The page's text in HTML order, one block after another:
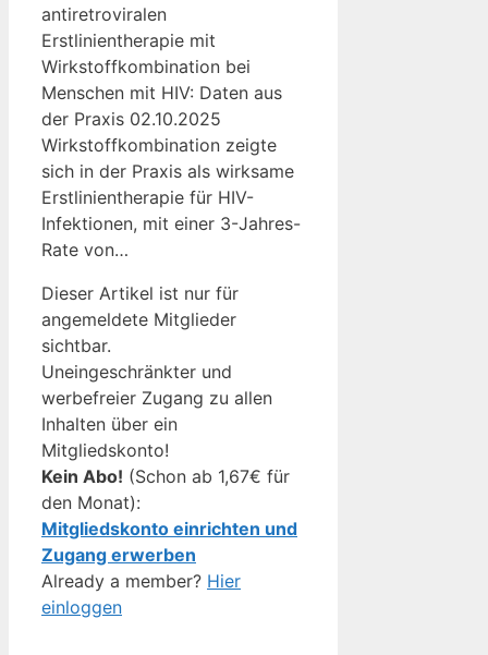
antiretroviralen
Erstlinientherapie mit
Wirkstoffkombination bei
Menschen mit HIV: Daten aus
der Praxis 02.10.2025
Wirkstoffkombination zeigte
sich in der Praxis als wirksame
Erstlinientherapie für HIV-
Infektionen, mit einer 3-Jahres-
Rate von…
Dieser Artikel ist nur für
angemeldete Mitglieder
sichtbar.
Uneingeschränkter und
werbefreier Zugang zu allen
Inhalten über ein
Mitgliedskonto!
Kein Abo! (Schon ab 1,67€ für
den Monat):
Mitgliedskonto einrichten und
Zugang erwerben
Already a member? Hier
einloggen